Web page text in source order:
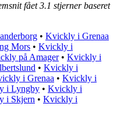
fået3.1 stjerner baseret
• Kvickly i Grenaa
Mors • Kvickly i
på Amager• Kvickly i
• Kvickly i
i Grenaa • Kvickly i
i Lyngby • Kvickly i
i Skjern • Kvickly i